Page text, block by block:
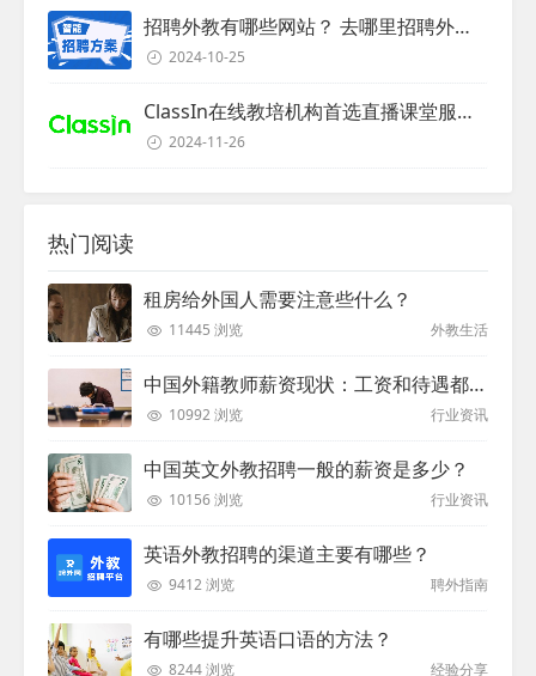
招聘外教有哪些网站？ 去哪里招聘外教？
2024-10-25
ClassIn在线教培机构首选直播课堂服务商
2024-11-26
热门阅读
租房给外国人需要注意些什么？
11445 浏览 外教生活
中国外籍教师薪资现状：工资和待遇都非常高
10992 浏览 行业资讯
中国英文外教招聘一般的薪资是多少？
10156 浏览 行业资讯
英语外教招聘的渠道主要有哪些？
9412 浏览 聘外指南
有哪些提升英语口语的方法？
8244 浏览 经验分享